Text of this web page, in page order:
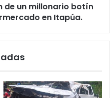
de un millonario botín
en Itapúa.